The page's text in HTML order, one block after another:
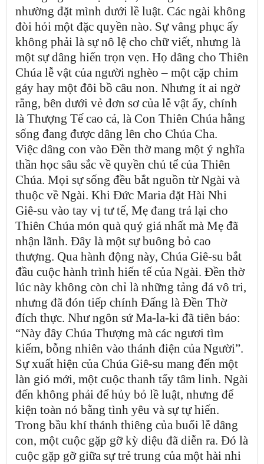
nhường đặt mình dưới lề luật. Các ngài không
đòi hỏi một đặc quyền nào. Sự vâng phục ấy
không phải là sự nô lệ cho chữ viết, nhưng là
một sự dâng hiến trọn vẹn. Họ dâng cho Thiên
Chúa lễ vật của người nghèo – một cặp chim
gáy hay một đôi bồ câu non. Nhưng ít ai ngờ
rằng, bên dưới vẻ đơn sơ của lễ vật ấy, chính
là Thượng Tế cao cả, là Con Thiên Chúa hằng
sống đang được dâng lên cho Chúa Cha.
Việc dâng con vào Đền thờ mang một ý nghĩa
thần học sâu sắc về quyền chủ tể của Thiên
Chúa. Mọi sự sống đều bắt nguồn từ Ngài và
thuộc về Ngài. Khi Đức Maria đặt Hài Nhi
Giê-su vào tay vị tư tế, Mẹ đang trả lại cho
Thiên Chúa món quà quý giá nhất mà Mẹ đã
nhận lãnh. Đây là một sự buông bỏ cao
thượng. Qua hành động này, Chúa Giê-su bắt
đầu cuộc hành trình hiến tế của Ngài. Đền thờ
lúc này không còn chỉ là những tảng đá vô tri,
nhưng đã đón tiếp chính Đấng là Đền Thờ
đích thực. Như ngôn sứ Ma-la-ki đã tiên báo:
“Này đây Chúa Thượng mà các ngươi tìm
kiếm, bỗng nhiên vào thánh điện của Người”.
Sự xuất hiện của Chúa Giê-su mang đến một
làn gió mới, một cuộc thanh tẩy tâm linh. Ngài
đến không phải để hủy bỏ lề luật, nhưng để
kiện toàn nó bằng tình yêu và sự tự hiến.
Trong bầu khí thánh thiêng của buổi lễ dâng
con, một cuộc gặp gỡ kỳ diệu đã diễn ra. Đó là
cuộc gặp gỡ giữa sự trẻ trung của một hài nhi